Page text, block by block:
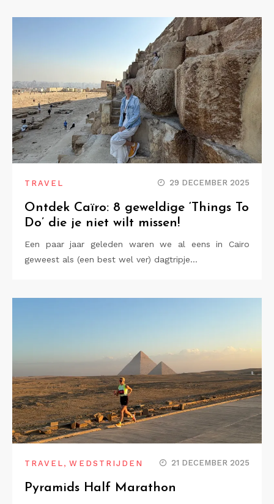
TRAVEL 29 DECEMBER 2025
Ontdek Caïro: 8 geweldige ‘Things To
Do’ die je niet wilt missen!
Een paar jaar geleden waren we al eens in Caïro
geweest als (een best wel ver) dagtripje…
TRAVEL ,WEDSTRIJDEN 21 DECEMBER 2025
Pyramids Half Marathon